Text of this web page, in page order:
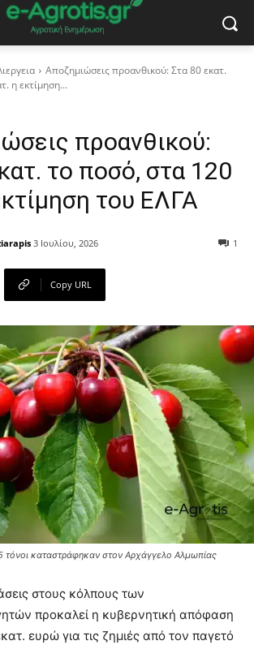
Αποζημιώσεις προανθικού: Στα 80 εκατ.
η εκτίμηση...
προανθικού:
το ποσό, στα 120
του ΕΛΓΑ
3 Ιουλίου, 2026 1
Copy URL
τόνοι καταστράφηκαν στον Αρχάγγελο Αλμωπίας
στους κόλπους των
προκαλεί η κυβερνητική απόφαση
ευρώ για τις ζημιές από τον παγετό